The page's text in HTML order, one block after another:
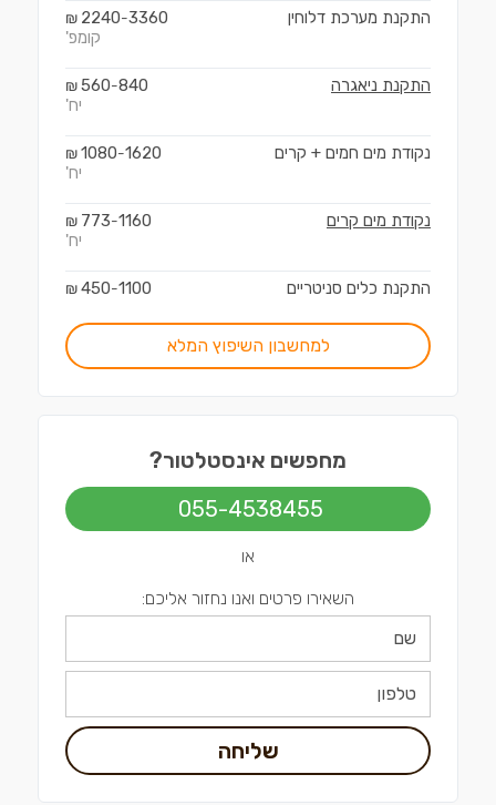
התקנת מערכת דלוחין 2240-3360
₪
קומפ'
התקנת ניאגרה 560-840
₪
יח'
נקודת מים חמים + קרים 1080-1620
₪
יח'
נקודת מים קרים 773-1160
₪
יח'
התקנת כלים סניטריים 450-1100
₪
למחשבון השיפוץ המלא
מחפשים אינסטלטור?
055-4538455
או
השאירו פרטים ואנו נחזור אליכם:
שליחה